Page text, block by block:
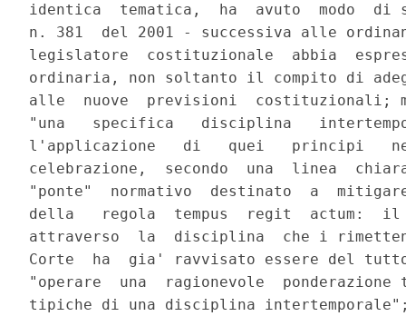
identica  tematica,  ha  avuto  modo  di
n. 381  del 2001 - successiva alle
legislatore  costituzionale  abbia
ordinaria, non soltanto il compito di
alle  nuove  previsioni  costituzionali;
"una   specifica   disciplina
l'applicazione   di   quei   principi
celebrazione,  secondo  una  linea
"ponte"  normativo  destinato  a
della   regola  tempus  regit  actum:
attraverso  la  disciplina  che i
Corte  ha  gia' ravvisato essere del
"operare  una  ragionevole
tipiche di una disciplina